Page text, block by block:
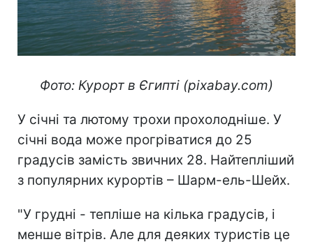
Фото: Курорт в Єгипті (pixabay.com)
У січні та лютому трохи прохолодніше. У
січні вода може прогріватися до 25
градусів замість звичних 28. Найтепліший
з популярних курортів – Шарм-ель-Шейх.
"У грудні - тепліше на кілька градусів, і
менше вітрів. Але для деяких туристів це